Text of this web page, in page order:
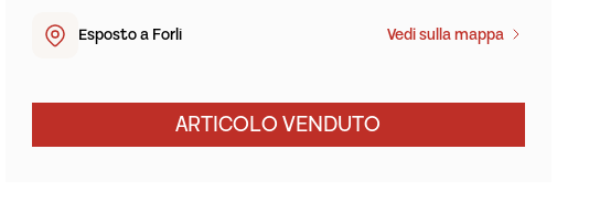
Esposto a Forlì Vedi sulla mappa
ARTICOLO VENDUTO